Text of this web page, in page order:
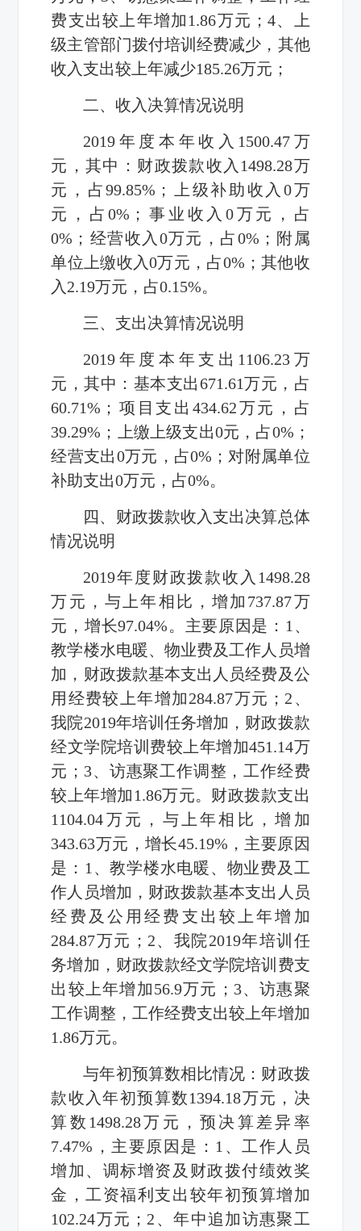
费支出较上年增加1.86万元；4、上
级主管部门拨付培训经费减少，其他
收入支出较上年减少185.26万元；
二、收入决算情况说明
2019年度本年收入1500.47万
元，其中：财政拨款收入1498.28万
元，占99.85%；上级补助收入0万
元，占0%；事业收入0万元，占
0%；经营收入0万元，占0%；附属
单位上缴收入0万元，占0%；其他收
入2.19万元，占0.15%。
三、支出决算情况说明
2019年度本年支出1106.23万
元，其中：基本支出671.61万元，占
60.71%；项目支出434.62万元，占
39.29%；上缴上级支出0元，占0%；
经营支出0万元，占0%；对附属单位
补助支出0万元，占0%。
四、财政拨款收入支出决算总体
情况说明
2019年度财政拨款收入1498.28
万元，与上年相比，增加737.87万
元，增长97.04%。主要原因是：1、
教学楼水电暖、物业费及工作人员增
加，财政拨款基本支出人员经费及公
用经费较上年增加284.87万元；2、
我院2019年培训任务增加，财政拨款
经文学院培训费较上年增加451.14万
元；3、访惠聚工作调整，工作经费
较上年增加1.86万元。财政拨款支出
1104.04万元，与上年相比，增加
343.63万元，增长45.19%，主要原因
是：1、教学楼水电暖、物业费及工
作人员增加，财政拨款基本支出人员
经费及公用经费支出较上年增加
284.87万元；2、我院2019年培训任
务增加，财政拨款经文学院培训费支
出较上年增加56.9万元；3、访惠聚
工作调整，工作经费支出较上年增加
1.86万元。
与年初预算数相比情况：财政拨
款收入年初预算数1394.18万元，决
算数1498.28万元，预决算差异率
7.47%，主要原因是：1、工作人员
增加、调标增资及财政拨付绩效奖
金，工资福利支出较年初预算增加
102.24万元；2、年中追加访惠聚工